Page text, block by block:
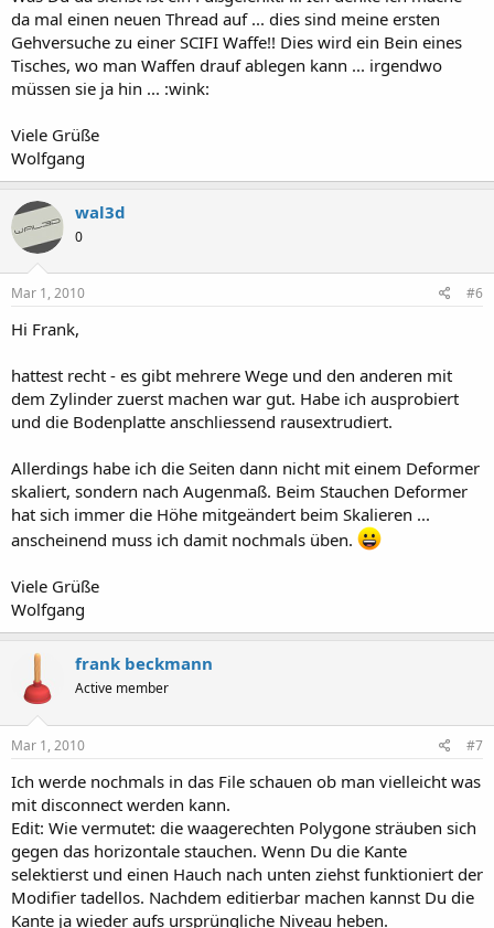
da mal einen neuen Thread auf ... dies sind meine ersten
Gehversuche zu einer SCIFI Waffe!! Dies wird ein Bein eines
Tisches, wo man Waffen drauf ablegen kann ... irgendwo
müssen sie ja hin ... :wink:
Viele Grüße
Wolfgang
wal3d
0
Mar 1, 2010 #6
Hi Frank,
hattest recht - es gibt mehrere Wege und den anderen mit
dem Zylinder zuerst machen war gut. Habe ich ausprobiert
und die Bodenplatte anschliessend rausextrudiert.
Allerdings habe ich die Seiten dann nicht mit einem Deformer
skaliert, sondern nach Augenmaß. Beim Stauchen Deformer
hat sich immer die Höhe mitgeändert beim Skalieren ...
anscheinend muss ich damit nochmals üben.
Viele Grüße
Wolfgang
frank beckmann
Active member
Mar 1, 2010 #7
Ich werde nochmals in das File schauen ob man vielleicht was
mit disconnect werden kann.
Edit: Wie vermutet: die waagerechten Polygone sträuben sich
gegen das horizontale stauchen. Wenn Du die Kante
selektierst und einen Hauch nach unten ziehst funktioniert der
Modifier tadellos. Nachdem editierbar machen kannst Du die
Kante ja wieder aufs ursprüngliche Niveau heben.